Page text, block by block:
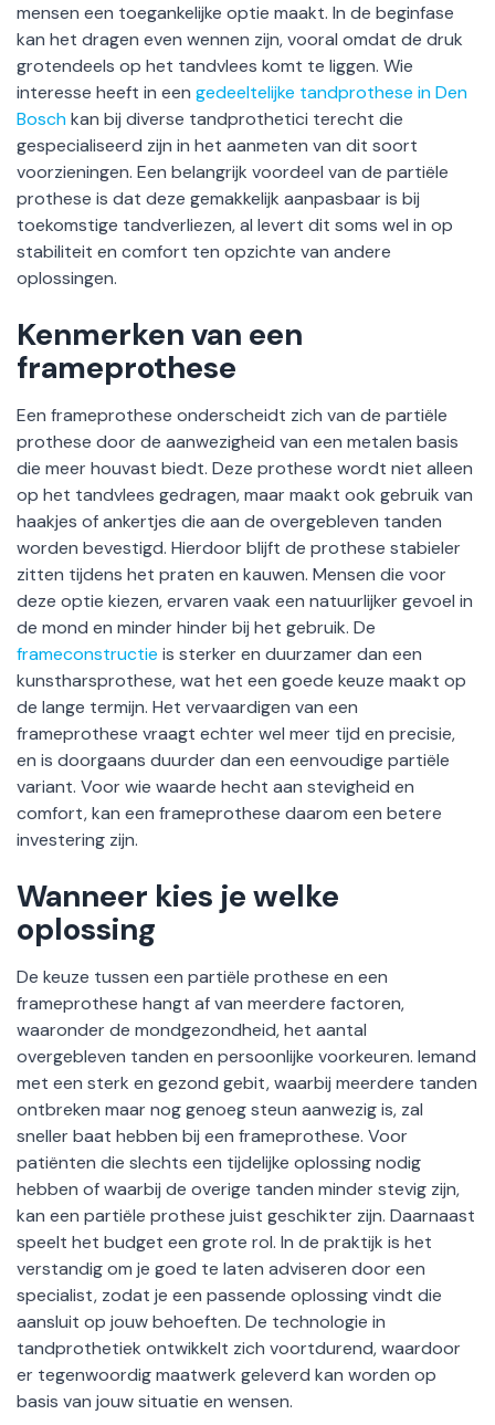
mensen een toegankelijke optie maakt. In de beginfase
kan het dragen even wennen zijn, vooral omdat de druk
grotendeels op het tandvlees komt te liggen. Wie
interesse heeft in een gedeeltelijke tandprothese in Den
Boschkan bij diverse tandprothetici terecht die
gespecialiseerd zijn in het aanmeten van dit soort
voorzieningen. Een belangrijk voordeel van de partiële
prothese is dat deze gemakkelijk aanpasbaar is bij
toekomstige tandverliezen, al levert dit soms wel in op
stabiliteit en comfort ten opzichte van andere
oplossingen.
Kenmerken van een
frameprothese
Een frameprothese onderscheidt zich van de partiële
prothese door de aanwezigheid van een metalen basis
die meer houvast biedt. Deze prothese wordt niet alleen
op het tandvlees gedragen, maar maakt ook gebruik van
haakjes of ankertjes die aan de overgebleven tanden
worden bevestigd. Hierdoor blijft de prothese stabieler
zitten tijdens het praten en kauwen. Mensen die voor
deze optie kiezen, ervaren vaak een natuurlijker gevoel in
de mond en minder hinder bij het gebruik. De
frameconstructie is sterker en duurzamer dan een
kunstharsprothese, wat het een goede keuze maakt op
de lange termijn. Het vervaardigen van een
frameprothese vraagt echter wel meer tijd en precisie,
en is doorgaans duurder dan een eenvoudige partiële
variant. Voor wie waarde hecht aan stevigheid en
comfort, kan een frameprothese daarom een betere
investering zijn.
Wanneer kies je welke
oplossing
De keuze tussen een partiële prothese en een
frameprothese hangt af van meerdere factoren,
waaronder de mondgezondheid, het aantal
overgebleven tanden en persoonlijke voorkeuren. Iemand
met een sterk en gezond gebit, waarbij meerdere tanden
ontbreken maar nog genoeg steun aanwezig is, zal
sneller baat hebben bij een frameprothese. Voor
patiënten die slechts een tijdelijke oplossing nodig
hebben of waarbij de overige tanden minder stevig zijn,
kan een partiële prothese juist geschikter zijn. Daarnaast
speelt het budget een grote rol. In de praktijk is het
verstandig om je goed te laten adviseren door een
specialist, zodat je een passende oplossing vindt die
aansluit op jouw behoeften. De technologie in
tandprothetiek ontwikkelt zich voortdurend, waardoor
er tegenwoordig maatwerk geleverd kan worden op
basis van jouw situatie en wensen.